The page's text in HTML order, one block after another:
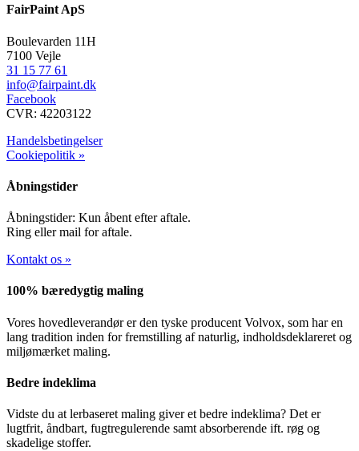
FairPaint ApS
Boulevarden 11H
7100 Vejle
31 15 77 61
info@fairpaint.dk
Facebook
CVR: 42203122
Handelsbetingelser
Cookiepolitik »
Åbningstider
Åbningstider: Kun åbent efter aftale.
Ring eller mail for aftale.
Kontakt os »
100% bæredygtig maling
Vores hovedleverandør er den tyske producent Volvox, som har en
lang tradition inden for fremstilling af naturlig, indholdsdeklareret og
miljømærket maling.
Bedre indeklima
Vidste du at lerbaseret maling giver et bedre indeklima? Det er
lugtfrit, åndbart, fugtregulerende samt absorberende ift. røg og
skadelige stoffer.